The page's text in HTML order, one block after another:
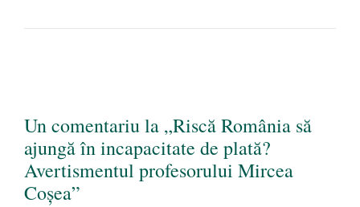
Un comentariu la „Riscă România să
ajungă în incapacitate de plată?
Avertismentul profesorului Mircea
Coșea”